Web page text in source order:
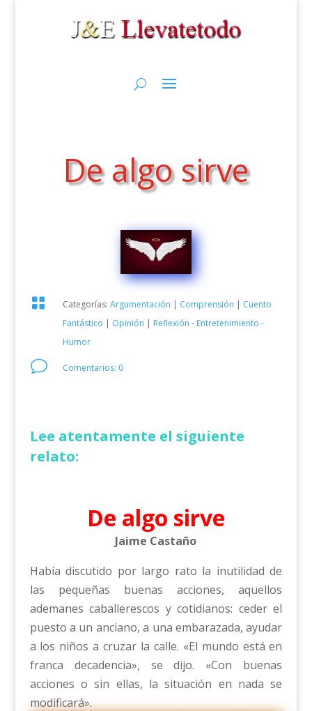
De algo sirve
 Categorías: Argumentación | Comprensión | Cuento
Fantástico | Opinión | Reflexión - Entretenimiento -
Humor
v Comentarios: 0
Lee atentamente el siguiente
relato:
De algo sirve
Jaime Castaño
Había discutido por largo rato la inutilidad de
las pequeñas buenas acciones, aquellos
ademanes caballerescos y cotidianos: ceder el
puesto a un anciano, a una embarazada, ayudar
a los niños a cruzar la calle. «El mundo está en
franca decadencia», se dijo. «Con buenas
acciones o sin ellas, la situación en nada se
modificará».